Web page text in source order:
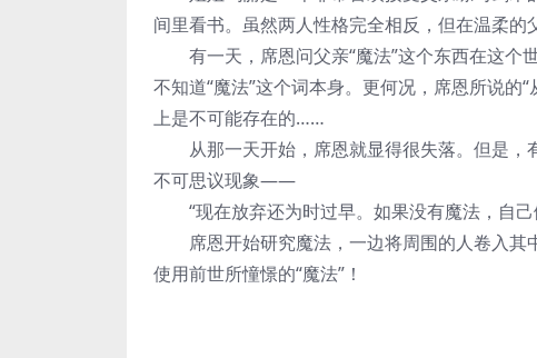
间里看书。虽然两人性格完全相反，但在温柔的
有一天，席恩问父亲“魔法”这个东西在这个
不知道“魔法”这个词本身。更何况，席恩所说的
上是不可能存在的……
从那一天开始，席恩就显得很失落。但是，
不可思议现象——
“现在放弃还为时过早。如果没有魔法，自己
席恩开始研究魔法，一边将周围的人卷入其
使用前世所憧憬的“魔法”！